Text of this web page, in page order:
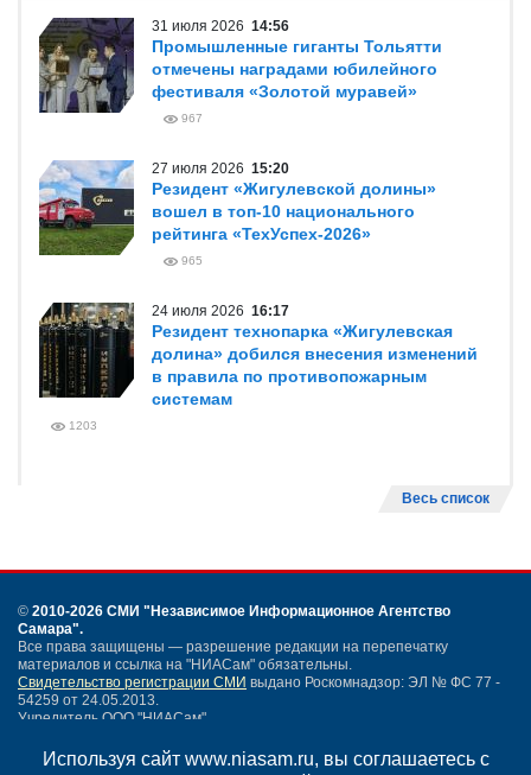
Используя сайт www.niasam.ru, вы соглашаетесь с
31 июля 2026 14:56
Промышленные гиганты Тольятти
отмечены наградами юбилейного
фестиваля «Золотой муравей»
967
27 июля 2026 15:20
Резидент «Жигулевской долины»
вошел в топ-10 национального
рейтинга «ТехУспех-2026»
965
24 июля 2026 16:17
Резидент технопарка «Жигулевская
долина» добился внесения изменений
в правила по противопожарным
системам
1203
Весь список
© 2010-2026 СМИ "Независимое Информационное Агентство
Самара".
Все права защищены — разрешение редакции на перепечатку
материалов и ссылка на "НИАСам" обязательны.
Свидетельство регистрации СМИ выдано Роскомнадзор: ЭЛ № ФС 77 -
54259 от 24.05.2013.
Учредитель ООО "НИАСам".